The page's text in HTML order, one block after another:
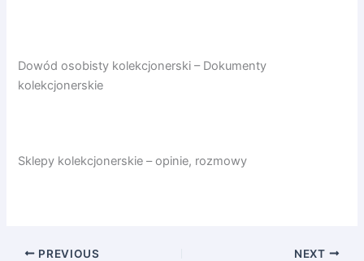
Dowód osobisty kolekcjonerski – Dokumenty
kolekcjonerskie
Sklepy kolekcjonerskie – opinie, rozmowy
PREVIOUS NEXT